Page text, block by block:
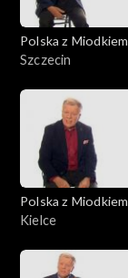
Polska z Miodkiem
Szczecin
Polska z Miodkiem
Kielce